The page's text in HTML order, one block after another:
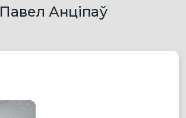
Павел Анціпаў